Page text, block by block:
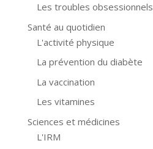
Les troubles obsessionnels
Santé au quotidien
L'activité physique
La prévention du diabète
La vaccination
Les vitamines
Sciences et médicines
L'IRM